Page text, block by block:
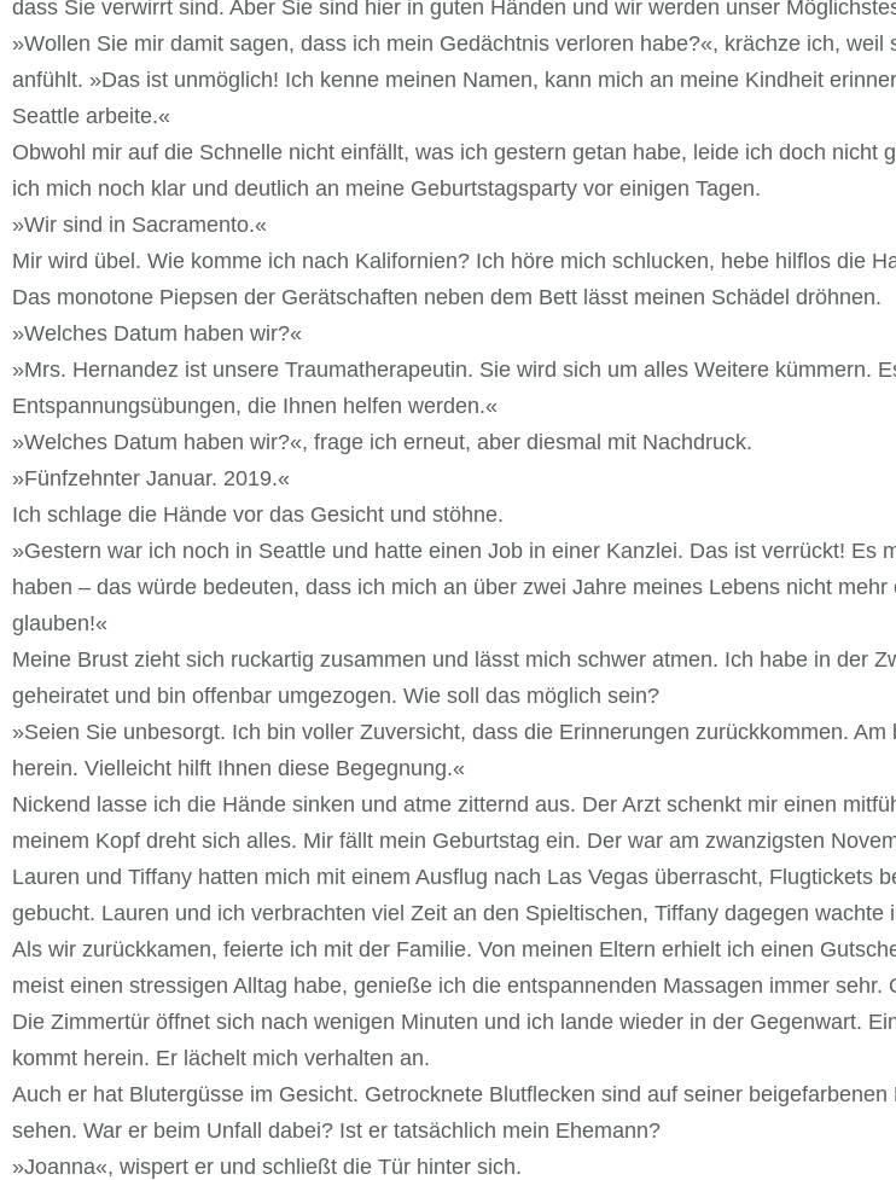
dass Sie verwirrt sind. Aber Sie sind hier in guten Händen und wir werden unser
»Wollen Sie mir damit sagen, dass ich mein Gedächtnis verloren habe?«, krächze ich,
anfühlt. »Das ist unmöglich! Ich kenne meinen Namen, kann mich an meine Kindheit
Seattle arbeite.«
Obwohl mir auf die Schnelle nicht einfällt, was ich gestern getan habe, leide ich doch nicht
ich mich noch klar und deutlich an meine Geburtstagsparty vor einigen Tagen.
»Wir sind in Sacramento.«
Mir wird übel. Wie komme ich nach Kalifornien? Ich höre mich schlucken, hebe hilflos die
Das monotone Piepsen der Gerätschaften neben dem Bett lässt meinen Schädel dröhnen.
»Welches Datum haben wir?«
»Mrs. Hernandez ist unsere Traumatherapeutin. Sie wird sich um alles Weitere kümmern.
Entspannungsübungen, die Ihnen helfen werden.«
»Welches Datum haben wir?«, frage ich erneut, aber diesmal mit Nachdruck.
»Fünfzehnter Januar. 2019.«
Ich schlage die Hände vor das Gesicht und stöhne.
»Gestern war ich noch in Seattle und hatte einen Job in einer Kanzlei. Das ist verrückt! Es
haben – das würde bedeuten, dass ich mich an über zwei Jahre meines Lebens nicht
glauben!«
Meine Brust zieht sich ruckartig zusammen und lässt mich schwer atmen. Ich habe in der
geheiratet und bin offenbar umgezogen. Wie soll das möglich sein?
»Seien Sie unbesorgt. Ich bin voller Zuversicht, dass die Erinnerungen zurückkommen.
herein. Vielleicht hilft Ihnen diese Begegnung.«
Nickend lasse ich die Hände sinken und atme zitternd aus. Der Arzt schenkt mir einen
meinem Kopf dreht sich alles. Mir fällt mein Geburtstag ein. Der war am zwanzigsten
Lauren und Tiffany hatten mich mit einem Ausflug nach Las Vegas überrascht, Flugtickets
gebucht. Lauren und ich verbrachten viel Zeit an den Spieltischen, Tiffany dagegen wachte
Als wir zurückkamen, feierte ich mit der Familie. Von meinen Eltern erhielt ich einen
meist einen stressigen Alltag habe, genieße ich die entspannenden Massagen immer sehr.
Die Zimmertür öffnet sich nach wenigen Minuten und ich lande wieder in der Gegenwart.
kommt herein. Er lächelt mich verhalten an.
Auch er hat Blutergüsse im Gesicht. Getrocknete Blutflecken sind auf seiner
sehen. War er beim Unfall dabei? Ist er tatsächlich mein Ehemann?
»Joanna«, wispert er und schließt die Tür hinter sich.